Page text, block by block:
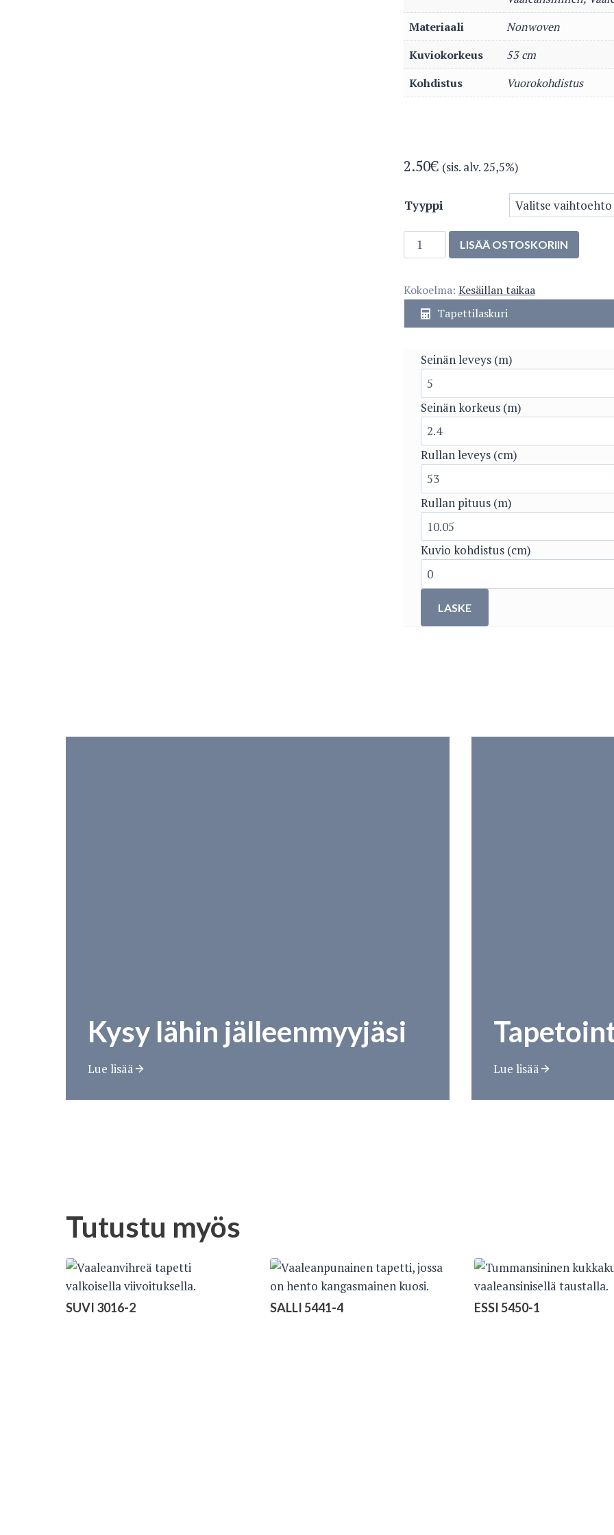
Materiaali
Nonwoven
Kuviokorkeus
53 cm
Kohdistus
Vuorokohdistus
2.50€ (sis. alv. 25,5%)
Tyyppi
IIRIS
5447-
määrä
LISÄÄ OSTOSKORIIN
Kokoelma: Kesäillan taikaa
Tapettilaskuri
Seinän leveys (m)
Seinän korkeus (m)
Rullan leveys (cm)
Rullan pituus (m)
Kuvio kohdistus (cm)
LASKE
Kysy lähin jälleenmyyjäsi
Lue lisää Lue lisää
Tutustu myös
SUVI 3016-2 SALLI 5441-4 ESSI 5450-1